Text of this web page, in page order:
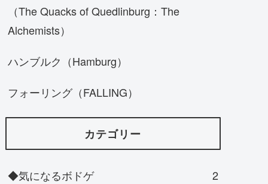
（The Quacks of Quedlinburg：The
Alchemists）
ハンブルク（Hamburg）
フォーリング（FALLING）
カテゴリー
◆気になるボドゲ
2